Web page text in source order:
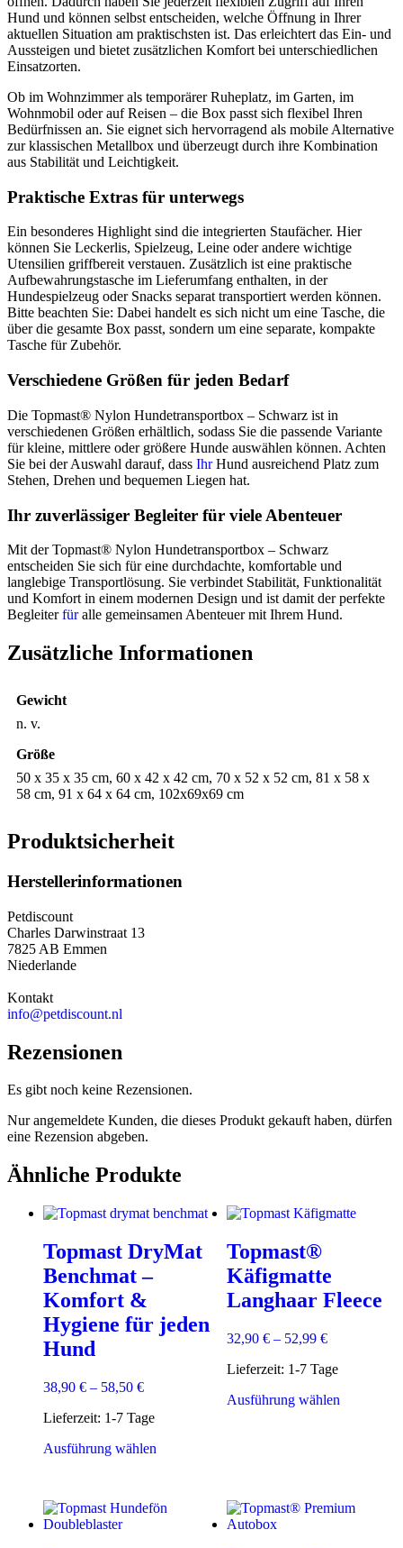
Hund und können selbst entscheiden, welche Öffnung in Ihrer
aktuellen Situation am praktischsten ist. Das erleichtert das Ein- und
Aussteigen und bietet zusätzlichen Komfort bei unterschiedlichen
Einsatzorten.
Ob im Wohnzimmer als temporärer Ruheplatz, im Garten, im
Wohnmobil oder auf Reisen – die Box passt sich flexibel Ihren
Bedürfnissen an. Sie eignet sich hervorragend als mobile Alternative
zur klassischen Metallbox und überzeugt durch ihre Kombination
aus Stabilität und Leichtigkeit.
Praktische Extras für unterwegs
Ein besonderes Highlight sind die integrierten Staufächer. Hier
können Sie Leckerlis, Spielzeug, Leine oder andere wichtige
Utensilien griffbereit verstauen. Zusätzlich ist eine praktische
Aufbewahrungstasche im Lieferumfang enthalten, in der
Hundespielzeug oder Snacks separat transportiert werden können.
Bitte beachten Sie: Dabei handelt es sich nicht um eine Tasche, die
über die gesamte Box passt, sondern um eine separate, kompakte
Tasche für Zubehör.
Verschiedene Größen für jeden Bedarf
Die Topmast® Nylon Hundetransportbox – Schwarz ist in
verschiedenen Größen erhältlich, sodass Sie die passende Variante
für kleine, mittlere oder größere Hunde auswählen können. Achten
Sie bei der Auswahl darauf, dass IhrHund ausreichend Platz zum
Stehen, Drehen und bequemen Liegen hat.
Ihr zuverlässiger Begleiter für viele Abenteuer
Mit der Topmast® Nylon Hundetransportbox – Schwarz
entscheiden Sie sich für eine durchdachte, komfortable und
langlebige Transportlösung. Sie verbindet Stabilität, Funktionalität
und Komfort in einem modernen Design und ist damit der perfekte
Begleiterfüralle gemeinsamen Abenteuer mit Ihrem Hund.
Zusätzliche Informationen
Gewicht
n. v.
Größe
50 x 35 x 35 cm, 60 x 42 x 42 cm, 70 x 52 x 52 cm, 81 x 58 x
58 cm, 91 x 64 x 64 cm, 102x69x69 cm
Produktsicherheit
Herstellerinformationen
Petdiscount
Charles Darwinstraat 13
7825 AB Emmen
Niederlande
Kontakt
info@petdiscount.nl
Rezensionen
Es gibt noch keine Rezensionen.
Nur angemeldete Kunden, die dieses Produkt gekauft haben, dürfen
eine Rezension abgeben.
Ähnliche Produkte
Topmast DryMat
Benchmat –
Komfort &
Hygiene für jeden
Hund
38,90 € – 58,50 €
Lieferzeit: 1-7 Tage
Ausführung wählen
Varianten
Topmast®
Käfigmatte
Langhaar Fleece
32,90 €– 52,99 €
Lieferzeit: 1-7 Tage
Ausführung wählenDieses
Optionen